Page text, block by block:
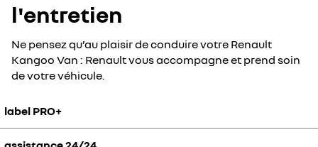
l'entretien
Ne pensez qu’au plaisir de conduire votre Renault
Kangoo Van : Renault vous accompagne et prend soin
de votre véhicule.
label PRO+